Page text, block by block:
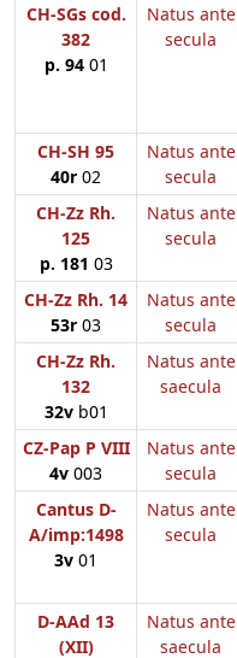
CH-SGs cod.
382
p. 9401
Natus ante
secula
CH-SH 95
40r 02
Natus ante
secula
CH-Zz Rh.
125
p. 181 03
Natus ante
secula
CH-Zz Rh. 14
53r 03
Natus ante
secula
CH-Zz Rh.
132
32vb01
Natus ante
saecula
CZ-Pap P VIII
4v 003
Natus ante
secula
Cantus D-
A/imp:1498
3v 01
Natus ante
secula
D-AAd 13
(XII)
Natus ante
saecula